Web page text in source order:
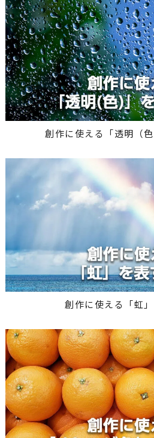
創作に使える「透明（
創作に使える「虹